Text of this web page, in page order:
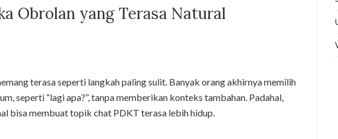
Obrolan yang Terasa Natural
terasa seperti langkah paling sulit. Banyak orang akhirnya memilih
seperti “lagi apa?”, tanpa memberikan konteks tambahan. Padahal,
bisa membuat topik chat PDKT terasa lebih hidup.